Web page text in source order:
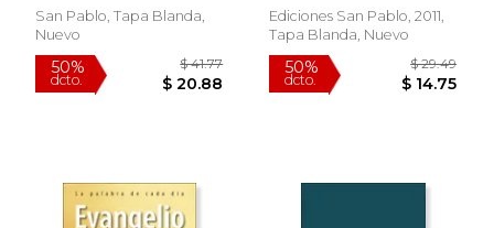
San Pablo, Tapa Blanda,
Nuevo
Educación Primaria.
Materiales para
Ediciones San Pablo, 2011,
Tapa Blanda, Nuevo